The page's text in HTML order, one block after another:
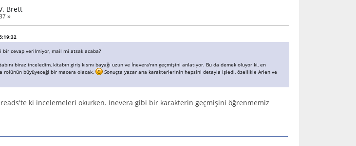
Brett
»
cevap verilmiyor, mail mi atsak acaba?
biraz inceledim, kitabın giriş kısmı bayağı uzun ve İnevera'nın geçmişini anlatıyor. Bu da demek oluyor ki, en
rolünün büyüyeceği bir macera olacak.
Sonuçta yazar ana karakterlerinin hepsini detayla işledi, özellikle Arlen ve
ki incelemeleri okurken. Inevera gibi bir karakterin geçmişini öğrenmemiz